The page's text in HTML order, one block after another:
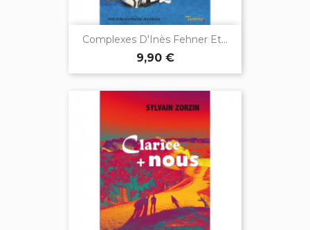
Complexes D'Inès Fehner Et...
9,90 €